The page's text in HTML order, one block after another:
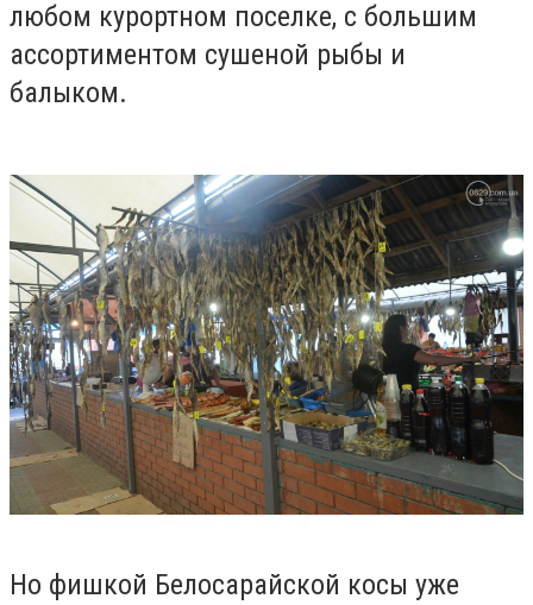
любом курортном поселке, с большим
ассортиментом сушеной рыбы и
балыком.
Но фишкой Белосарайской косы уже